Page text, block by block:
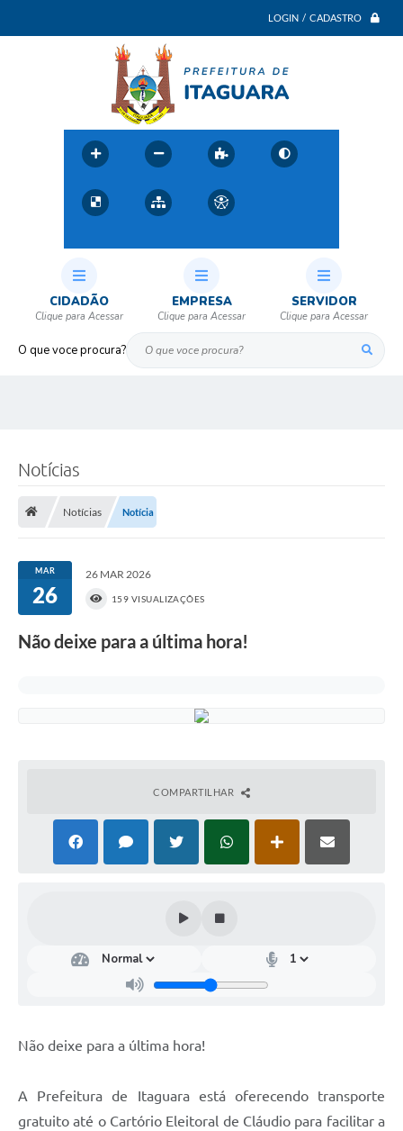
LOGIN / CADASTRO
O que voce procura?
CIDADÃO EMPRESA SERVIDOR
Notícias
Notícias Notícia
MAR
26
26 MAR 2026
159 VISUALIZAÇÕES
Não deixe para a última hora!
COMPARTILHAR
Não deixe para a última hora!
A Prefeitura de Itaguara está oferecendo transporte
gratuito até o Cartório Eleitoral de Cláudio para facilitar a